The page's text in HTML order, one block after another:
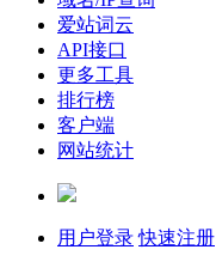
爱站词云
API接口
更多工具
排行榜
客户端
网站统计
用户登录 快速注册